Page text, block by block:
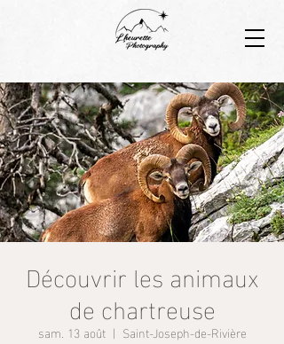
Découvrir les animaux
de chartreuse
sam. 13 août
  |
Saint-Joseph-de-Rivière